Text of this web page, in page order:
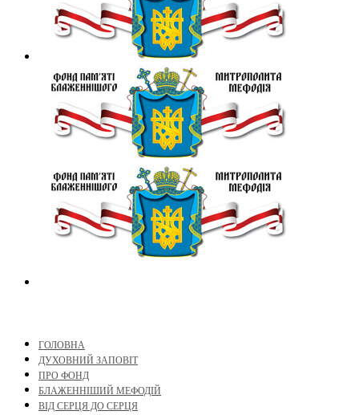
ГОЛОВНА
ДУХОВНИЙ ЗАПОВІТ
ПРО ФОНД
БЛАЖЕННІШИЙ МЕФОДІЙ
ВІД СЕРЦЯ ДО СЕРЦЯ